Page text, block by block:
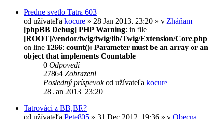
Predne svetlo Tatra 603
od užívateľa kocure » 28 Jan 2013, 23:20 » v Zháňam
[phpBB Debug] PHP Warning: in file
[ROOT]/vendor/twig/twig/lib/Twig/Extension/Core.php
on line 1266: count(): Parameter must be an array or an
object that implements Countable
0 Odpovedí
27864 Zobrazení
Posledný príspevokod užívateľa kocure
28 Jan 2013, 23:20
Tatrováci z BB,BR?
od užívateľa Pete805 » 31 Dec 2012, 19:36 » v Obecna